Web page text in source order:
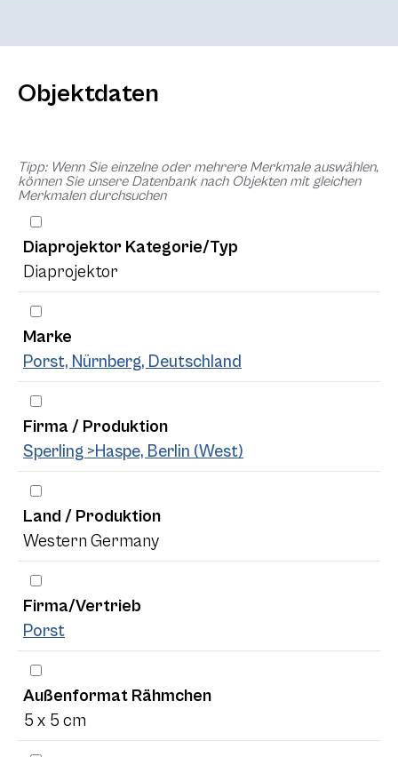
Objektdaten
Tipp: Wenn Sie einzelne oder mehrere Merkmale auswählen,
können Sie unsere Datenbank nach Objekten mit gleichen
Merkmalen durchsuchen
Diaprojektor Kategorie/Typ
Diaprojektor
Marke
Porst, Nürnberg, Deutschland
Firma / Produktion
Sperling >Haspe, Berlin (West)
Land / Produktion
Western Germany
Firma/Vertrieb
Porst
Außenformat Rähmchen
5 x 5 cm